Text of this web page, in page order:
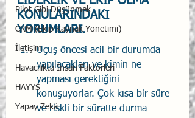
Pilot Gibi Düşünmek
CRM (Ekip Kaynak Yönetimi)
İletişim
Havacılıkta İnsan Faktörleri
HAYYS
Yapay Zekâ
KONULARINDAKI
YORUMLARI.
Uçuş öncesi acil bir durumda
yapılacakları ve kimin ne
yapması gerektiğini
konuşuyorlar. Çok kısa bir süre
ve riskli bir süratte durma